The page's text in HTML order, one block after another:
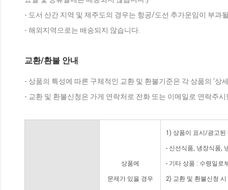
- 도서 산간 지역 및 제주도의 경우는 항공/도선 추가운임이 부과
- 해외지역으로는 배송되지 않습니다.
교환/환불 안내
- 상품의 특성에 따른 구체적인 교환 및 환불기준은 각 상품의 '상
- 교환 및 환불신청은 가게 연락처로 전화 또는 이메일로 연락주
상품에
문제가 있을 경우
1) 상품이 표시/광고된
- 신선식품, 냉장식품,
- 기타 상품 : 수령일로
2) 교환 및 환불신청